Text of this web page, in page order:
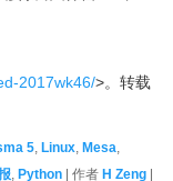
2017wk46/>。转载
5, Linux, Mesa,
, Python | 作者 H Zeng